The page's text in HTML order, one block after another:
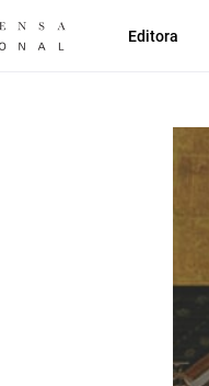
Editora